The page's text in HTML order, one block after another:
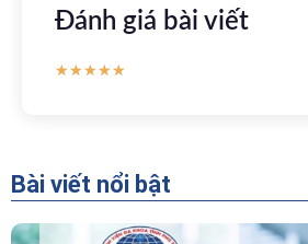
Đánh giá bài viết
★★★★★
Bài viết nổi bật